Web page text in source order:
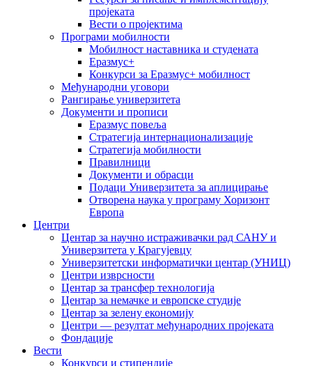
пројеката
Вести о пројектима
Програми мобилности
Мобилност наставника и студената
Еразмус+
Конкурси за Еразмус+ мобилност
Међународни уговори
Рангирање универзитета
Документи и прописи
Еразмус повеља
Стратегија интернационализације
Стратегија мобилности
Правилници
Документи и обрасци
Подаци Универзитета за аплицирање
Отворена наука у програму Хоризонт
Европа
Центри
Центар за научно истраживачки рад САНУ и
Универзитета у Крагујевцу
Универзитетски информатички центар (УНИЦ)
Центри изврсности
Центар за трансфер технологија
Центар за немачке и европске студије
Центар за зелену економију
Центри — резултат међународних пројеката
Фондације
Вести
Конкурси и стипендије